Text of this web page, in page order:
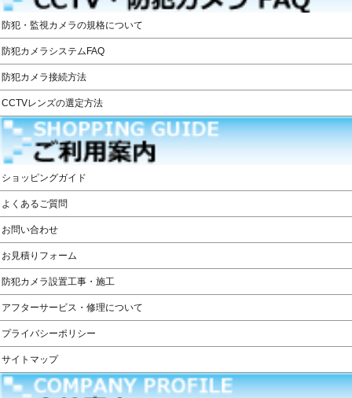
防犯・監視カメラの規格について
防犯カメラシステムFAQ
防犯カメラ接続方法
CCTVレンズの選定方法
ショッピングガイド
よくあるご質問
お問い合わせ
お見積りフォーム
防犯カメラ設置工事・施工
アフターサービス・修理について
プライバシーポリシー
サイトマップ